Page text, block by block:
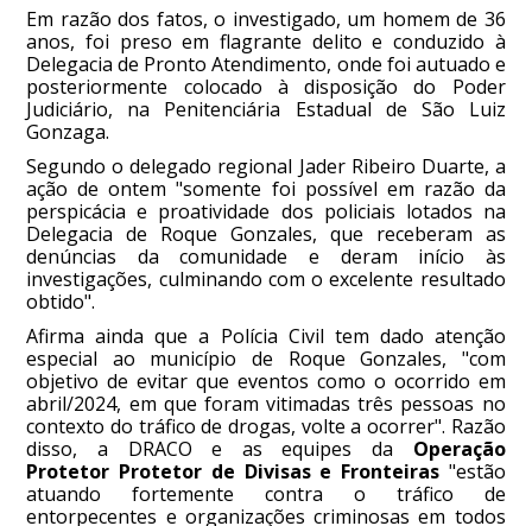
Em razão dos fatos, o investigado, um homem de 36
anos, foi preso em flagrante delito e conduzido à
Delegacia de Pronto Atendimento, onde foi autuado e
posteriormente colocado à disposição do Poder
Judiciário, na Penitenciária Estadual de São Luiz
Gonzaga.
Segundo o delegado regional Jader Ribeiro Duarte, a
ação de ontem "somente foi possível em razão da
perspicácia e proatividade dos policiais lotados na
Delegacia de Roque Gonzales, que receberam as
denúncias da comunidade e deram início às
investigações, culminando com o excelente resultado
obtido".
Afirma ainda que a Polícia Civil tem dado atenção
especial ao município de Roque Gonzales, "com
objetivo de evitar que eventos como o ocorrido em
abril/2024, em que foram vitimadas três pessoas no
contexto do tráfico de drogas, volte a ocorrer". Razão
disso, a DRACO e as equipes da Operação
Protetor Protetor de Divisas e Fronteiras"estão
atuando fortemente contra o tráfico de
entorpecentes e organizações criminosas em todos